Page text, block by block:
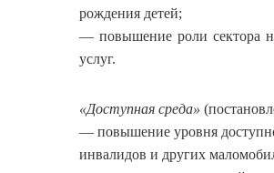
рождения детей;
— повышение роли сектора
услуг.
«Доступная среда»
— повышение уровня
инвалидов и других